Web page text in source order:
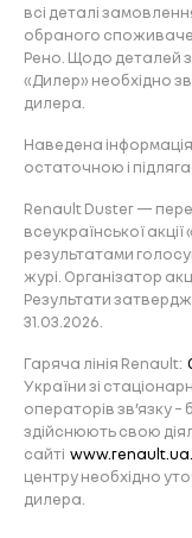
всі деталі
обраного
Рено. Щодо деталей
«Дилер» необхідно
дилера.
Наведена
остаточною і
Renault Duster —
всеукраїнської
результатами
журі. Організатор
Результати
31.03.2026.
Гаряча лінія Renault:
України зі
операторів зв’язку
здійснюють свою
сайті www.renault.ua.
центру необхідно
дилера.